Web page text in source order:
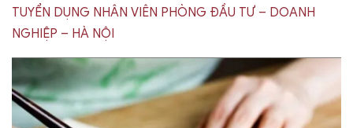
TUYỂN DỤNG NHÂN VIÊN PHÒNG ĐẦU TƯ – DOANH
NGHIỆP – HÀ NỘI